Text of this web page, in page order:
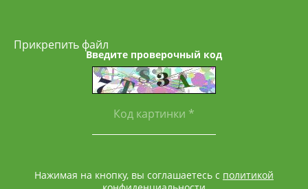
Прикрепить файл
Введите проверочный код
Нажимая на кнопку, вы соглашаетесь с политикой